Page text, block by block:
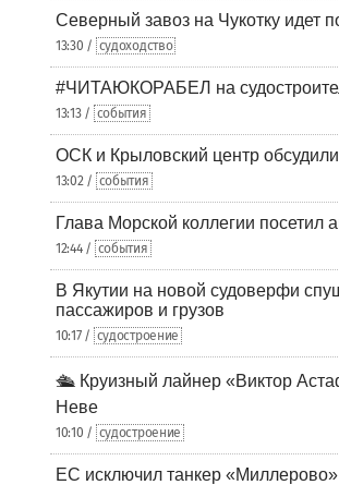
Северный завоз на Чукотку идет
13:30 / судоходство
#ЧИТАЮКОРАБЕЛ на
13:13 / события
ОСК и Крыловский центр
13:02 / события
Глава Морской коллегии
12:44 / события
В Якутии на новой судоверфи
пассажиров и грузов
10:17 / судостроение
🛳️ Круизный лайнер «Виктор
Неве
10:10 / судостроение
ЕС исключил танкер